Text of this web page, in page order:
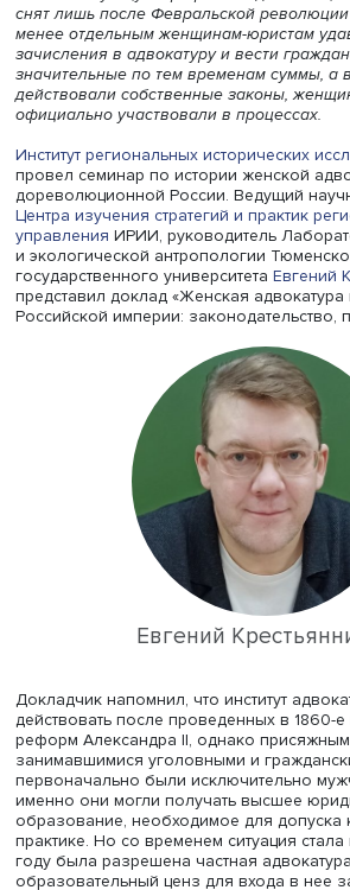
Россиянкам с высшим
крайне сложно получить в России
века статус присяжного
закона, который Сенат и суды
соответствующую профессию для
снят лишь после Февральской
менее отдельным женщинам-
зачисления в адвокатуру и вести
значительные по тем временам
действовали собственные законы,
официально участвовали в
Институт региональных
дореволюционной России. Ведущий
Центра изучения стратегий и
ИРИИ, руководитель
и экологической антропологии
государственного университета
представил доклад «Женская
Российской империи:
Евгений